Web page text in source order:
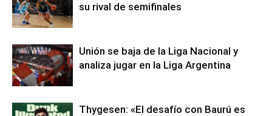
su rival de semifinales
Unión se baja de la Liga Nacional y
analiza jugar en la Liga Argentina
Thygesen: «El desafío con Baurú es